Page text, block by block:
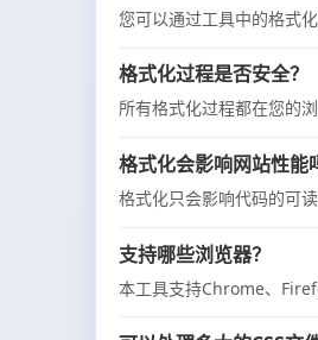
您可以通过工具中的格式
格式化过程是否安全？
所有格式化过程都在您的
格式化会影响网站性能
格式化只会影响代码的可
支持哪些浏览器？
本工具支持Chrome、